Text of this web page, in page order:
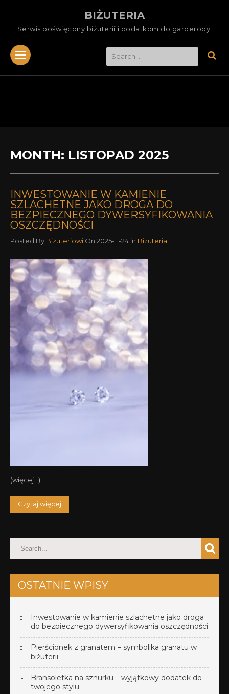
BIŻUTERIA
Serwis poświęcony biżuterii i dodatkom do garderoby.
MONTH: LISTOPAD 2025
INWESTOWANIE W KAMIENIE
SZLACHETNE JAKO DROGA DO
BEZPIECZNEGO DYWERSYFIKOWANIA
OSZCZĘDNOŚCI
Posted By Bizuteriowi On 2025-11-24 in Biżuteria
(więcej…)
Czytaj więcej
OSTATNIE WPISY
Inwestowanie w kamienie szlachetne jako droga
do bezpiecznego dywersyfikowania oszczędności
Pierścionek z granatem – symbolika granatu w
biżuterii
Bransoletka na sznurku – wyjątkowy dodatek do
twojego stylu